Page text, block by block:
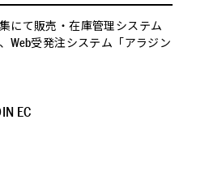
にて販売・在庫管理システム
Web受発注システム「アラジン
EC